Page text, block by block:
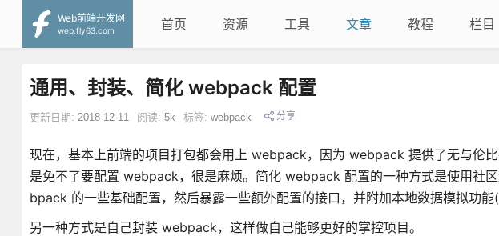
Web前端开发网
web.fly63.com
首页 资源 工具 文章 教程 栏目
通用、封装、简化 webpack 配置
更新日期: 2018-12-11 阅读: 5k 标签: webpack 分享
现在，基本上前端的项目打包都会用上 webpack，因为 webpack 提供了无与伦
是免不了要配置 webpack，很是麻烦。简化 webpack 配置的一种方式是使用社
bpack 的一些基础配置，然后暴露一些额外配置的接口，并附加本地数据模拟功
另一种方式是自己封装 webpack，这样做自己能够更好的掌控项目。